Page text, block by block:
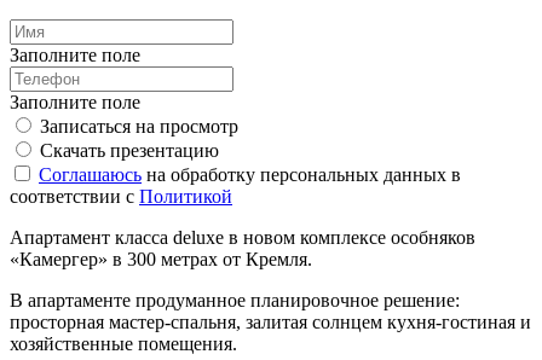
Заполните поле
Заполните поле
Записаться на просмотр
Скачать презентацию
Соглашаюсь на обработку персональных данных в
соответствии с Политикой
Апартамент класса deluxe в новом комплексе особняков
«Камергер» в 300 метрах от Кремля.
В апартаменте продуманное планировочное решение:
просторная мастер-спальня, залитая солнцем кухня-гостиная и
хозяйственные помещения.